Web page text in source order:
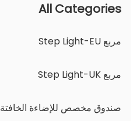
All Categories
مربع Step Light-EU
مربع Step Light-UK
صندوق مخصص للإضاءة الخافتة